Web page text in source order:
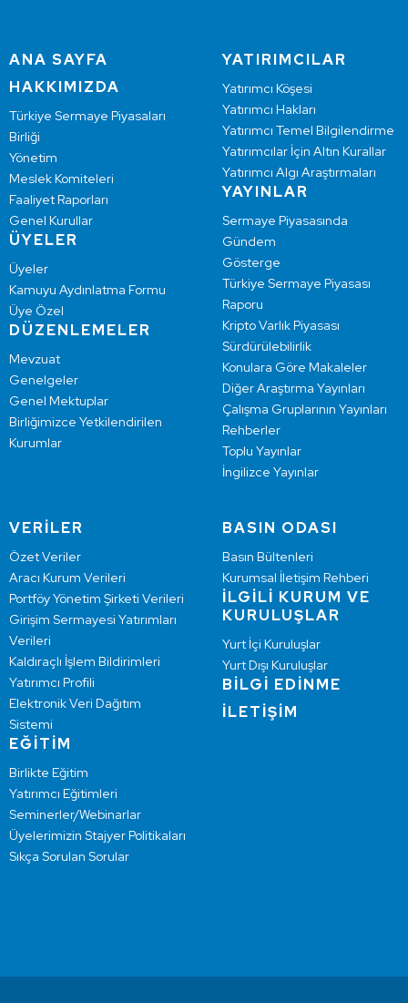
ANA SAYFA
HAKKIMIZDA
Türkiye Sermaye Piyasaları
Birliği
Yönetim
Meslek Komiteleri
Faaliyet Raporları
Genel Kurullar
ÜYELER
Üyeler
Kamuyu Aydınlatma Formu
Üye Özel
DÜZENLEMELER
Mevzuat
Genelgeler
Genel Mektuplar
Birliğimizce Yetkilendirilen
Kurumlar
YATIRIMCILAR
Yatırımcı Köşesi
Yatırımcı Hakları
Yatırımcı Temel Bilgilendirme
Yatırımcılar İçin Altın Kurallar
Yatırımcı Algı Araştırmaları
YAYINLAR
Sermaye Piyasasında
Gündem
Gösterge
Türkiye Sermaye Piyasası
Raporu
Kripto Varlık Piyasası
Sürdürülebilirlik
Konulara Göre Makaleler
Diğer Araştırma Yayınları
Çalışma Gruplarının Yayınları
Rehberler
Toplu Yayınlar
İngilizce Yayınlar
VERİLER
Özet Veriler
Aracı Kurum Verileri
Portföy Yönetim Şirketi Verileri
Girişim Sermayesi Yatırımları
Verileri
Kaldıraçlı İşlem Bildirimleri
Yatırımcı Profili
Elektronik Veri Dağıtım
Sistemi
EĞİTİM
Birlikte Eğitim
Yatırımcı Eğitimleri
Seminerler/Webinarlar
Üyelerimizin Stajyer Politikaları
Sıkça Sorulan Sorular
BASIN ODASI
Basın Bültenleri
Kurumsal İletişim Rehberi
İLGİLİ KURUM VE
KURULUŞLAR
Yurt İçi Kuruluşlar
Yurt Dışı Kuruluşlar
BİLGİ EDİNME
İLETİŞİM